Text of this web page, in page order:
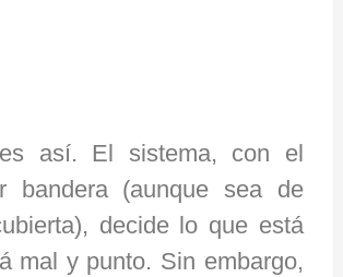
así. El sistema, con el
bandera (aunque sea de
decide lo que está
mal y punto. Sin embargo,